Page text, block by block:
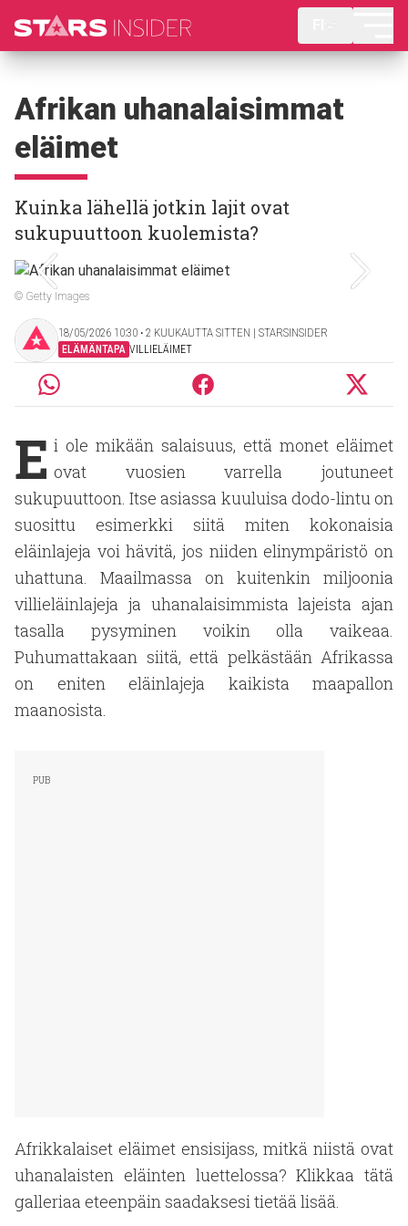
Afrikan uhanalaisimmat
eläimet
Kuinka lähellä jotkin lajit ovat
sukupuuttoon kuolemista?
© Getty Images
18/05/2026 10:30 ‧ 2 KUUKAUTTA SITTEN | STARSINSIDER
ELÄMÄNTAPA VILLIELÄIMET
E i ole mikään salaisuus, että monet eläimet
ovat vuosien varrella joutuneet
sukupuuttoon. Itse asiassa kuuluisa dodo-lintu on
suosittu esimerkki siitä miten kokonaisia
eläinlajeja voi hävitä, jos niiden elinympäristö on
uhattuna. Maailmassa on kuitenkin miljoonia
villieläinlajeja ja uhanalaisimmista lajeista ajan
tasalla pysyminen voikin olla vaikeaa.
Puhumattakaan siitä, että pelkästään Afrikassa
on eniten eläinlajeja kaikista maapallon
maanosista.
Afrikkalaiset eläimet ensisijass, mitkä niistä ovat
uhanalaisten eläinten luettelossa? Klikkaa tätä
galleriaa eteenpäin saadaksesi tietää lisää.